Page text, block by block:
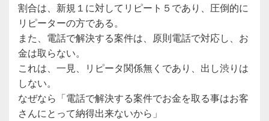
割合は、新規１に対してリピート５であり、圧倒的に
リピーターの方である。
また、電話で解決する案件は、原則電話で対応し、お
金は取らない。
これは、一見、リピータ関係無くであり、出し渋りは
しない。
なぜなら「電話で解決する案件でお金を取る事はお客
さんにとって納得出来ないから」